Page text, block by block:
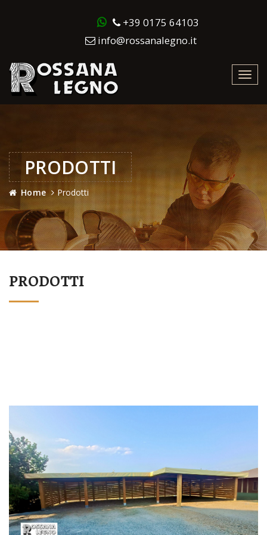
+39 0175 64103
info@rossanalegno.it
PRODOTTI
Home Prodotti
PRODOTTI
STRUTTURA